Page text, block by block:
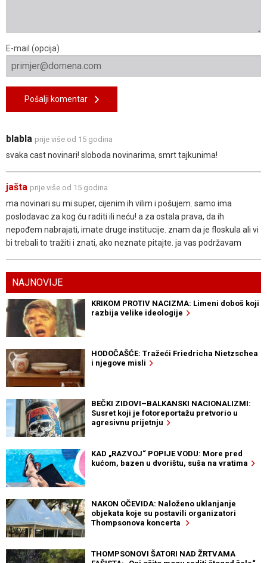
E-mail (opcija)
Pošalji komentar
blabla prije više od 15 godina
svaka cast novinari! sloboda novinarima, smrt tajkunima!
jašta prije više od 15 godina
ma novinari su mi super, cijenim ih vilim i pošujem. samo ima
poslodavac za kog ću raditi ili neću! a za ostala prava, da ih
nepođem nabrajati, imate druge institucije. znam da je floskula ali vi
bi trebali to tražiti i znati, ako neznate pitajte. ja vas podržavam
NAJNOVIJE
KRIKOM PROTIV NACIZMA: Limeni doboš koji
razbija velike ideologije
HODOČAŠĆE: Tražeći Friedricha Nietzschea
i njegove misli
BEČKI ZIDOVI–BALKANSKI NACIONALIZMI:
Susret koji je fotoreportažu pretvorio u
agresivnu prijetnju
KAD „RAZVOJ“ POPIJE VODU: More pred
kućom, bazen u dvorištu, suša na vratima
NAKON OČEVIDA: Naloženo uklanjanje
objekata koje su postavili organizatori
Thompsonova koncerta
THOMPSONOVI ŠATORI NAD ŽRTVAMA